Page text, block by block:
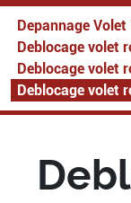
Depannage
Deblocage volet
Deblocage volet
Deblocage volet